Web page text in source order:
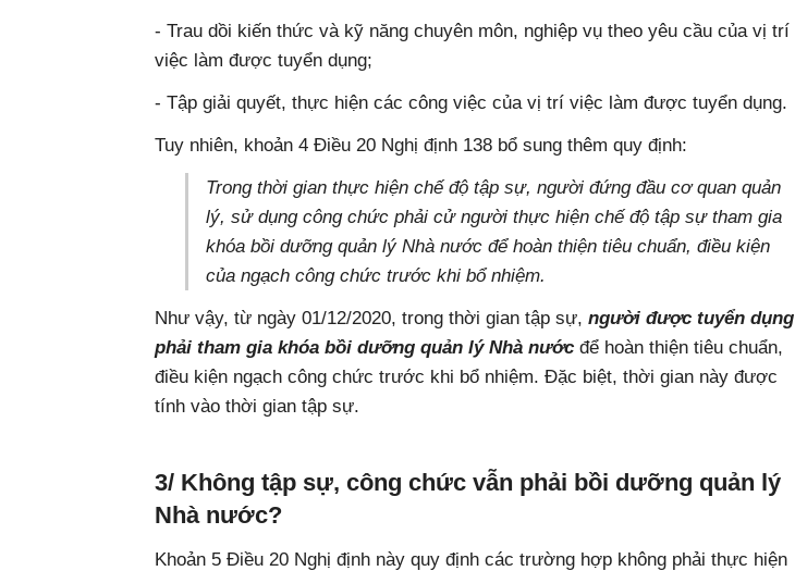
- Trau dồi kiến thức và kỹ năng chuyên môn, nghiệp vụ theo yêu cầu của vị trí
việc làm được tuyển dụng;
- Tập giải quyết, thực hiện các công việc của vị trí việc làm được tuyển dụng.
Tuy nhiên, khoản 4 Điều 20 Nghị định 138 bổ sung thêm quy định:
Trong thời gian thực hiện chế độ tập sự, người đứng đầu cơ quan quản
lý, sử dụng công chức phải cử người thực hiện chế độ tập sự tham gia
khóa bồi dưỡng quản lý Nhà nước để hoàn thiện tiêu chuẩn, điều kiện
của ngạch công chức trước khi bổ nhiệm.
Như vậy, từ ngày 01/12/2020, trong thời gian tập sự, người được tuyển dụng
phải tham gia khóa bồi dưỡng quản lý Nhà nước để hoàn thiện tiêu chuẩn,
điều kiện ngạch công chức trước khi bổ nhiệm. Đặc biệt, thời gian này được
tính vào thời gian tập sự.
3/ Không tập sự, công chức vẫn phải bồi dưỡng quản lý
Nhà nước?
Khoản 5 Điều 20 Nghị định này quy định các trường hợp không phải thực hiện